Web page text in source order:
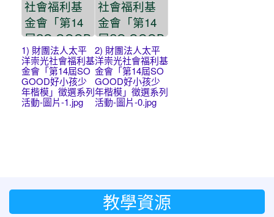
1) 財團法人太平
洋崇光社會福利基
金會「第14屆SO
GOOD好小孩少
年楷模」徵選系列
活動-圖片-1.jpg
2) 財團法人太平
洋崇光社會福利基
金會「第14屆SO
GOOD好小孩少
年楷模」徵選系列
活動-圖片-0.jpg
教學資源